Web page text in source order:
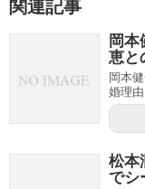
関連記事
岡
恵と
岡本
婚理
松本
でシ